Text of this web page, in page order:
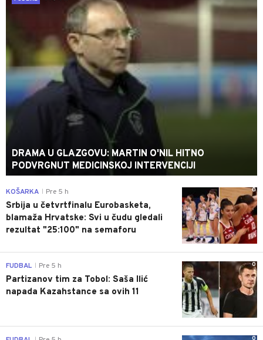
DRAMA U GLAZGOVU: MARTIN O'NIL HITNO
PODVRGNUT MEDICINSKOJ INTERVENCIJI
0
KOŠARKA Pre 5 h
Srbija u četvrtfinalu Eurobasketa,
blamaža Hrvatske: Svi u čudu gledali
rezultat "25:100" na semaforu
0
FUDBAL Pre 5 h
Partizanov tim za Tobol: Saša Ilić
napada Kazahstance sa ovih 11
0